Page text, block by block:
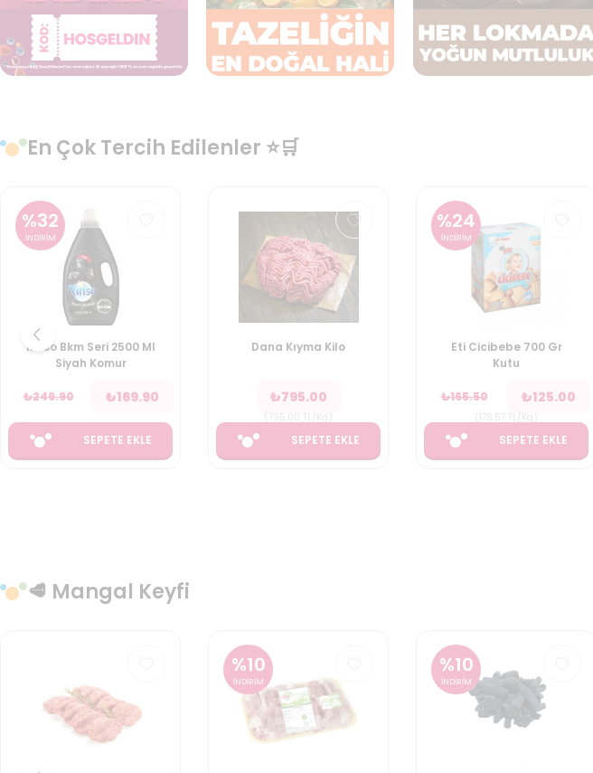
En Çok Tercih Edilenler ⭐🛒
Dana Kıyma Kilo
₺795.00
SEPETE EKLE
Eti Cicibebe 700 Gr
165.50 ₺125.00
SEPETE EKLE
%37
İNDİRİM
Terem Kase Margarin
600 Gr
₺159.00 ₺99.90
SEPETE EKLE
🥩 Mangal Keyfi
%10
İNDİRİM
%10
İNDİRİM